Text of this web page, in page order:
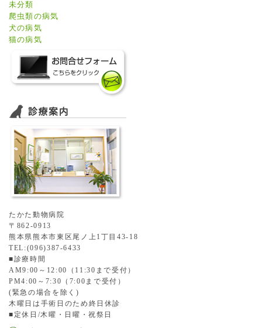
未分類
爬虫類の病気
犬の病気
猫の病気
たかた動物病院
〒862-0913
熊本県熊本市東区尾ノ上1丁目43-18
TEL:(096)387-6433
■診療時間
AM9:00～12:00（11:30まで受付）
PM4:00～7:30（7:00まで受付）
(緊急の場合を除く)
木曜日は手術日のため終日休診
■定休日/木曜・日曜・祝祭日